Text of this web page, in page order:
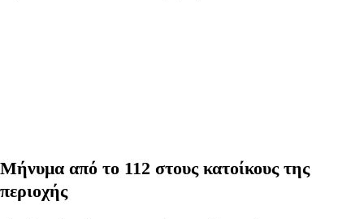
Μήνυμα από το 112 στους κατοίκους της
περιοχής